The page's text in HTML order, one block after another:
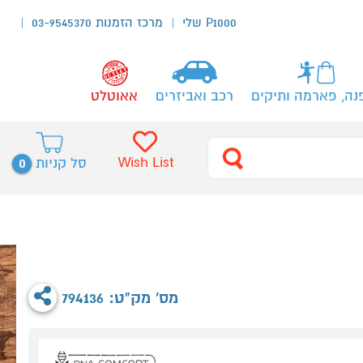
P1000 שלי מרכז הזמנות 03-9545370
פארמה ותיקים רכב ואביזרים אאוטלט
סל קניות 0 Wish List
מס' מק"ט: 794136